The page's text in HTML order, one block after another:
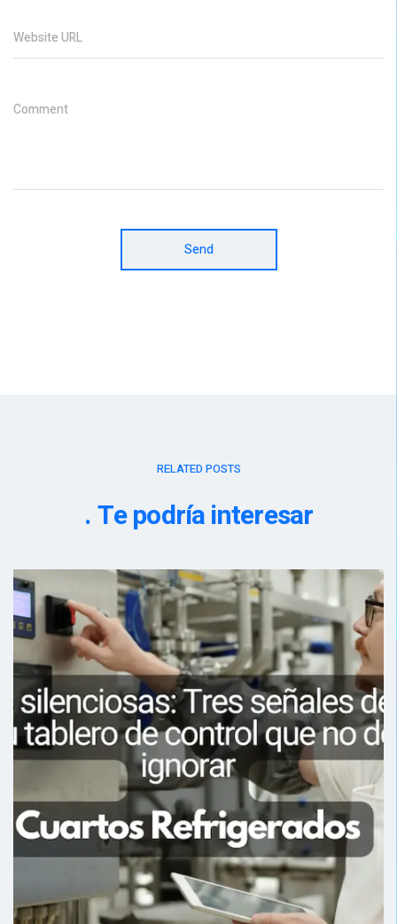
Website URL
Comment
Send
RELATED POSTS
Te podría interesar